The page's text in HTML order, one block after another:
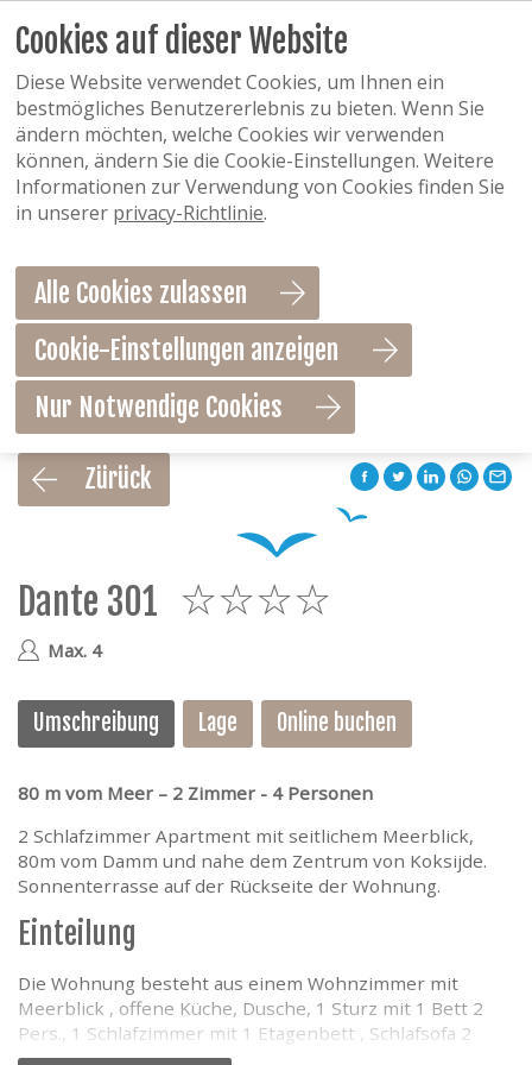
Als Favorit speichern
Zürück
Dante 301
Max. 4
Umschreibung Lage Online buchen
80 m vom Meer – 2 Zimmer - 4 Personen
2 Schlafzimmer Apartment mit seitlichem Meerblick,
80m vom Damm und nahe dem Zentrum von Koksijde.
Sonnenterrasse auf der Rückseite der Wohnung.
Einteilung
Die Wohnung besteht aus einem Wohnzimmer mit
Meerblick , offene Küche, Dusche, 1 Sturz mit 1 Bett 2
Pers., 1 Schlafzimmer mit 1 Etagenbett , Schlafsofa 2
Pers. im Wohnzimmer.
Cookies auf dieser Website
Diese Website verwendet Cookies, um Ihnen ein
bestmögliches Benutzererlebnis zu bieten. Wenn Sie
ändern möchten, welche Cookies wir verwenden
können, ändern Sie die Cookie-Einstellungen. Weitere
Informationen zur Verwendung von Cookies finden Sie
in unserer privacy-Richtlinie.
Alle Cookies zulassen
Cookie-Einstellungen anzeigen
Nur Notwendige Cookies